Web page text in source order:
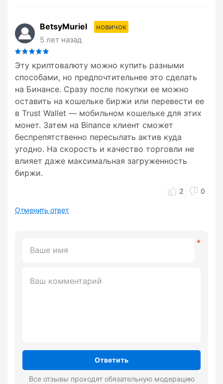
BetsyMuriel
новичок
5 лет назад
Эту криптовалюту можно купить разными
способами, но предпочтительнее это сделать
на Бинансе. Сразу после покупки ее можно
оставить на кошельке биржи или перевести ее
в Trust Wallet — мобильном кошельке для этих
монет. Затем на Binance клиент сможет
беспрепятственно пересылать актив куда
угодно. На скорость и качество торговли не
влияет даже максимальная загруженность
биржи.
Отменить ответ
Ответить
Все отзывы проходят обязательную модерацию
2 0